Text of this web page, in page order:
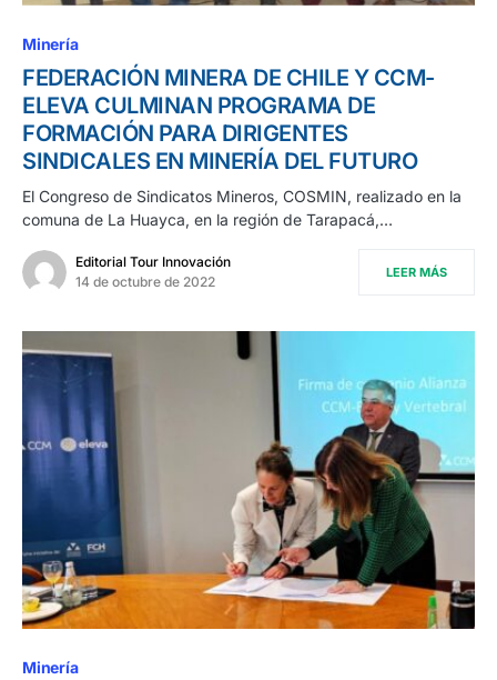
Minería
FEDERACIÓN MINERA DE CHILE Y CCM-
ELEVA CULMINAN PROGRAMA DE
FORMACIÓN PARA DIRIGENTES
SINDICALES EN MINERÍA DEL FUTURO
El Congreso de Sindicatos Mineros, COSMIN, realizado en la
comuna de La Huayca, en la región de Tarapacá,…
Editorial Tour Innovación
14 de octubre de 2022
LEER MÁS
Minería